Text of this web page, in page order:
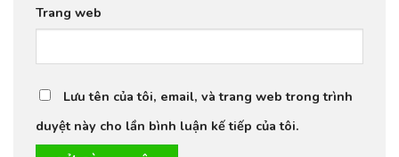
Trang web
Lưu tên của tôi, email, và trang web trong trình
duyệt này cho lần bình luận kế tiếp của tôi.